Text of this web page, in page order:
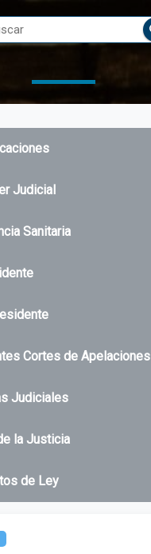
Judicial
Sanitaria
Cortes de Apelaciones
Judiciales
la Justicia
de Ley